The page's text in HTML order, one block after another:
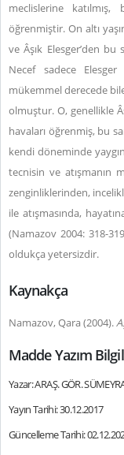
meclislerine
öğrenmiştir. On altı
ve Âşık Elesger’den
Necef sadece Elesger
mükemmel derecede
olmuştur. O, genellikle
havaları öğrenmiş, bu
kendi döneminde
tecnisin ve atışmanın
zenginliklerinden,
ile atışmasında,
(Namazov 2004: 318-
oldukça yetersizdir.
Kaynakça
Namazov, Qara (2004).
Madde Yazım
Yazar: ARAŞ. GÖR.
Yayın Tarihi: 30.12.2017
Güncelleme Tarihi: